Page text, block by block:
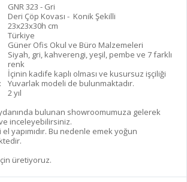
GNR 323 - Gri
Deri Çöp Kovası - Konik Şekilli
23x23x30h cm
Türkiye
Güner Ofis Okul ve Büro Malzemeleri
Siyah, gri, kahverengi, yeşil, pembe ve 7 farklı
renk
İçinin kadife kaplı olması ve kusursuz işçiliği
:
Yuvarlak modeli de bulunmaktadır.
2 yıl
bulunan showroomumuza gelerek
inceleyebilirsiniz.
yapımıdır. Bu nedenle emek yoğun
üretiyoruz.